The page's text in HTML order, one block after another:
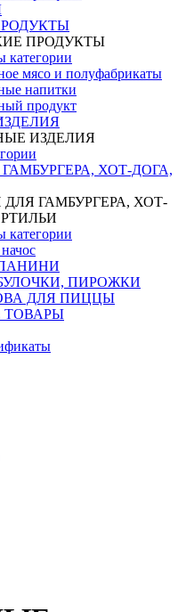
ПРОДУКТЫ
категории
мясо и полуфабрикаты
напитки
продукт
ИЗДЕЛИЯ
ХОТ-ДОГА,
ДЛЯ ГАМБУРГЕРА, ХОТ-
категории
ПИРОЖКИ
ДЛЯ ПИЦЦЫ